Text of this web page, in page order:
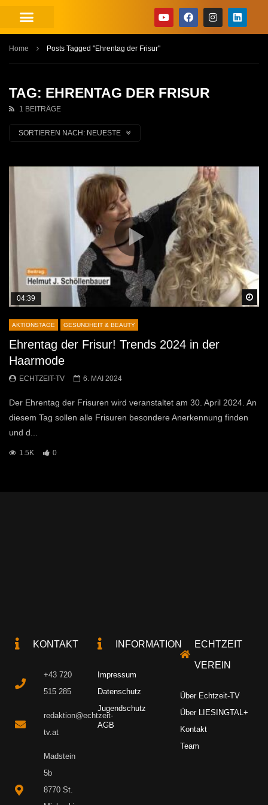
Home Posts Tagged "Ehrentag der Frisur"
TAG: EHRENTAG DER FRISUR
1 BEITRÄGE
SORTIEREN NACH: NEUESTE
04:39
AKTIONSTAGE GESUNDHEIT & BEAUTY
Ehrentag der Frisur! Trends 2024 in der
Haarmode
ECHTZEIT-TV 6. MAI 2024
Der Ehrentag der Frisuren wird veranstaltet am 30. April 2024. An
diesem Tag sollen alle Frisuren besondere Anerkennung finden
und d...
1.5K 0
KONTAKT
+43 720
515 285
redaktion@echtzeit-
tv.at
Madstein
5b
8770 St.
INFORMATION
Impressum
Datenschutz
Jugendschutz
AGB
ECHTZEIT
VEREIN
Über Echtzeit-TV
Über LIESINGTAL+
Kontakt
Team